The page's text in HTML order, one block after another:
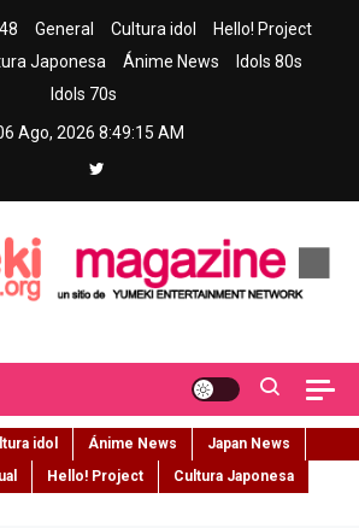
General Cultura idol
Hello! Project
Japonesa Ánime News
Idols 80s
Idols 70s
Ago, 2026 8:49:16 AM
idol Ánime News
Japan News
Hello! Project
Cultura Japonesa